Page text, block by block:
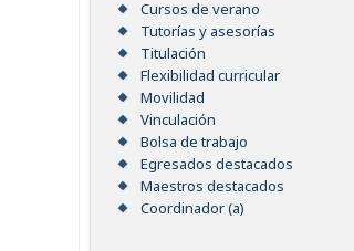
Cursos de verano
Tutorías y asesorías
Titulación
Flexibilidad curricular
Movilidad
Vinculación
Bolsa de trabajo
Egresados destacados
Maestros destacados
Coordinador (a)